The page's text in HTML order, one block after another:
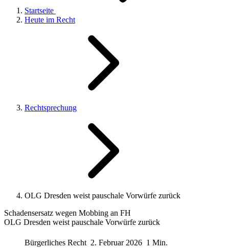
Startseite
Heute im Recht
Rechtsprechung
OLG Dresden weist pauschale Vorwürfe zurück
Schadensersatz wegen Mobbing an FH
OLG Dresden weist pauschale Vorwürfe zurück
Bürgerliches Recht 2. Februar 2026 1 Min.